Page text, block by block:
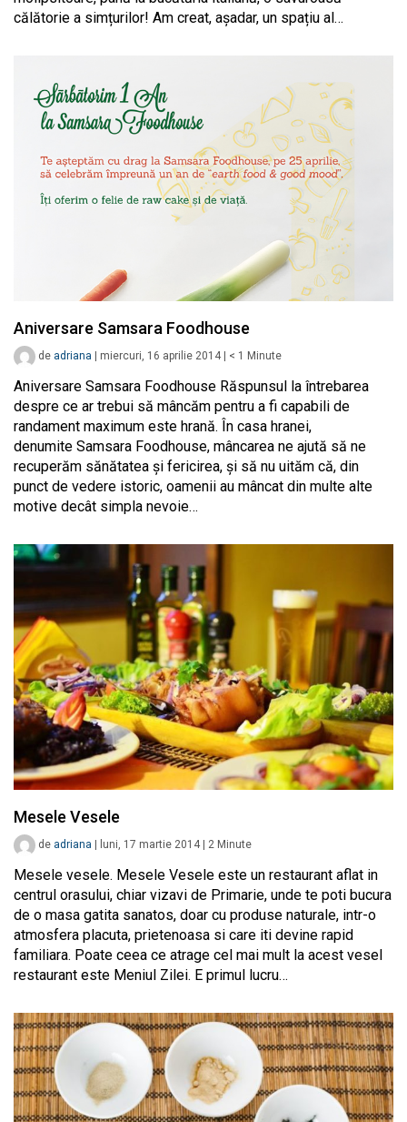
călătorie a simțurilor! Am creat, așadar, un spațiu al…
Aniversare Samsara Foodhouse
de adriana miercuri, 16 aprilie 2014 < 1 Minute
Aniversare Samsara Foodhouse Răspunsul la întrebarea
despre ce ar trebui să mâncăm pentru a fi capabili de
randament maximum este hrană. În casa hranei,
denumite Samsara Foodhouse, mâncarea ne ajută să ne
recuperăm sănătatea și fericirea, şi să nu uităm că, din
punct de vedere istoric, oamenii au mâncat din multe alte
motive decât simpla nevoie…
Mesele Vesele
de adriana luni, 17 martie 2014 2 Minute
Mesele vesele. Mesele Vesele este un restaurant aflat in
centrul orasului, chiar vizavi de Primarie, unde te poti bucura
de o masa gatita sanatos, doar cu produse naturale, intr-o
atmosfera placuta, prietenoasa si care iti devine rapid
familiara. Poate ceea ce atrage cel mai mult la acest vesel
restaurant este Meniul Zilei. E primul lucru…